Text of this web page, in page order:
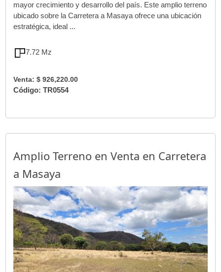
mayor crecimiento y desarrollo del país. Este amplio terreno
ubicado sobre la Carretera a Masaya ofrece una ubicación
estratégica, ideal ...
7.72 Mz
Venta: $ 926,220.00
Código: TR0554
Amplio Terreno en Venta en Carretera
a Masaya